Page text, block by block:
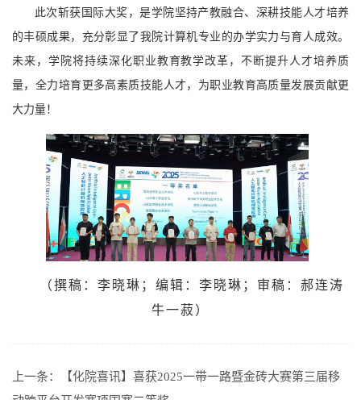
此次斩获国际大奖，是学院坚持产教融合、深耕技能人才培养
的丰硕成果，充分彰显了我院计算机专业的办学实力与育人成效。
未来，学院将持续深化职业教育教学改革，不断提升人才培养质
量，全力培育更多高素质技能人才，为职业教育高质量发展贡献更
大力量！
（撰稿：李晓琳；编辑： 李晓琳 ；审稿：郝连涛
牛一菽）
上一条：
【化院喜讯】喜获2025一带一路暨金砖大赛第三届移